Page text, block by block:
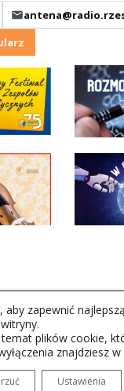
Radio Rzeszów S.A.
aby zapewnić
plików cookie,
znajdziesz
Ustawienia